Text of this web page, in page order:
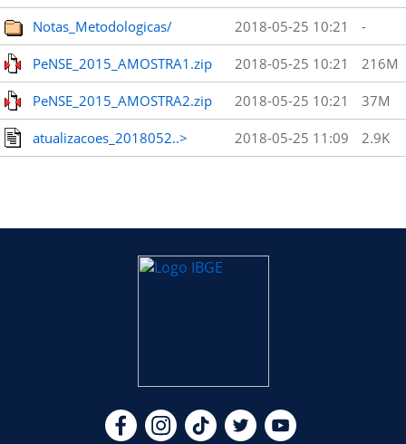
Notas_Metodologicas/ 2018-05-25 10:21 -
PeNSE_2015_AMOSTRA1.zip 2018-05-25 10:21 216M
PeNSE_2015_AMOSTRA2.zip 2018-05-25 10:21 37M
atualizacoes_2018052..> 2018-05-25 11:09 2.9K